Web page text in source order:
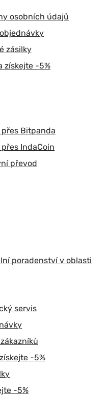
osobních údajů
zásilky
získejte -5%
přes Bitpanda
IndaCoin
převod
poradenství v oblasti
servis
-5%
-5%